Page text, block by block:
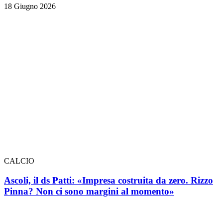
18 Giugno 2026
CALCIO
Ascoli, il ds Patti: «Impresa costruita da zero. Rizzo
Pinna? Non ci sono margini al momento»